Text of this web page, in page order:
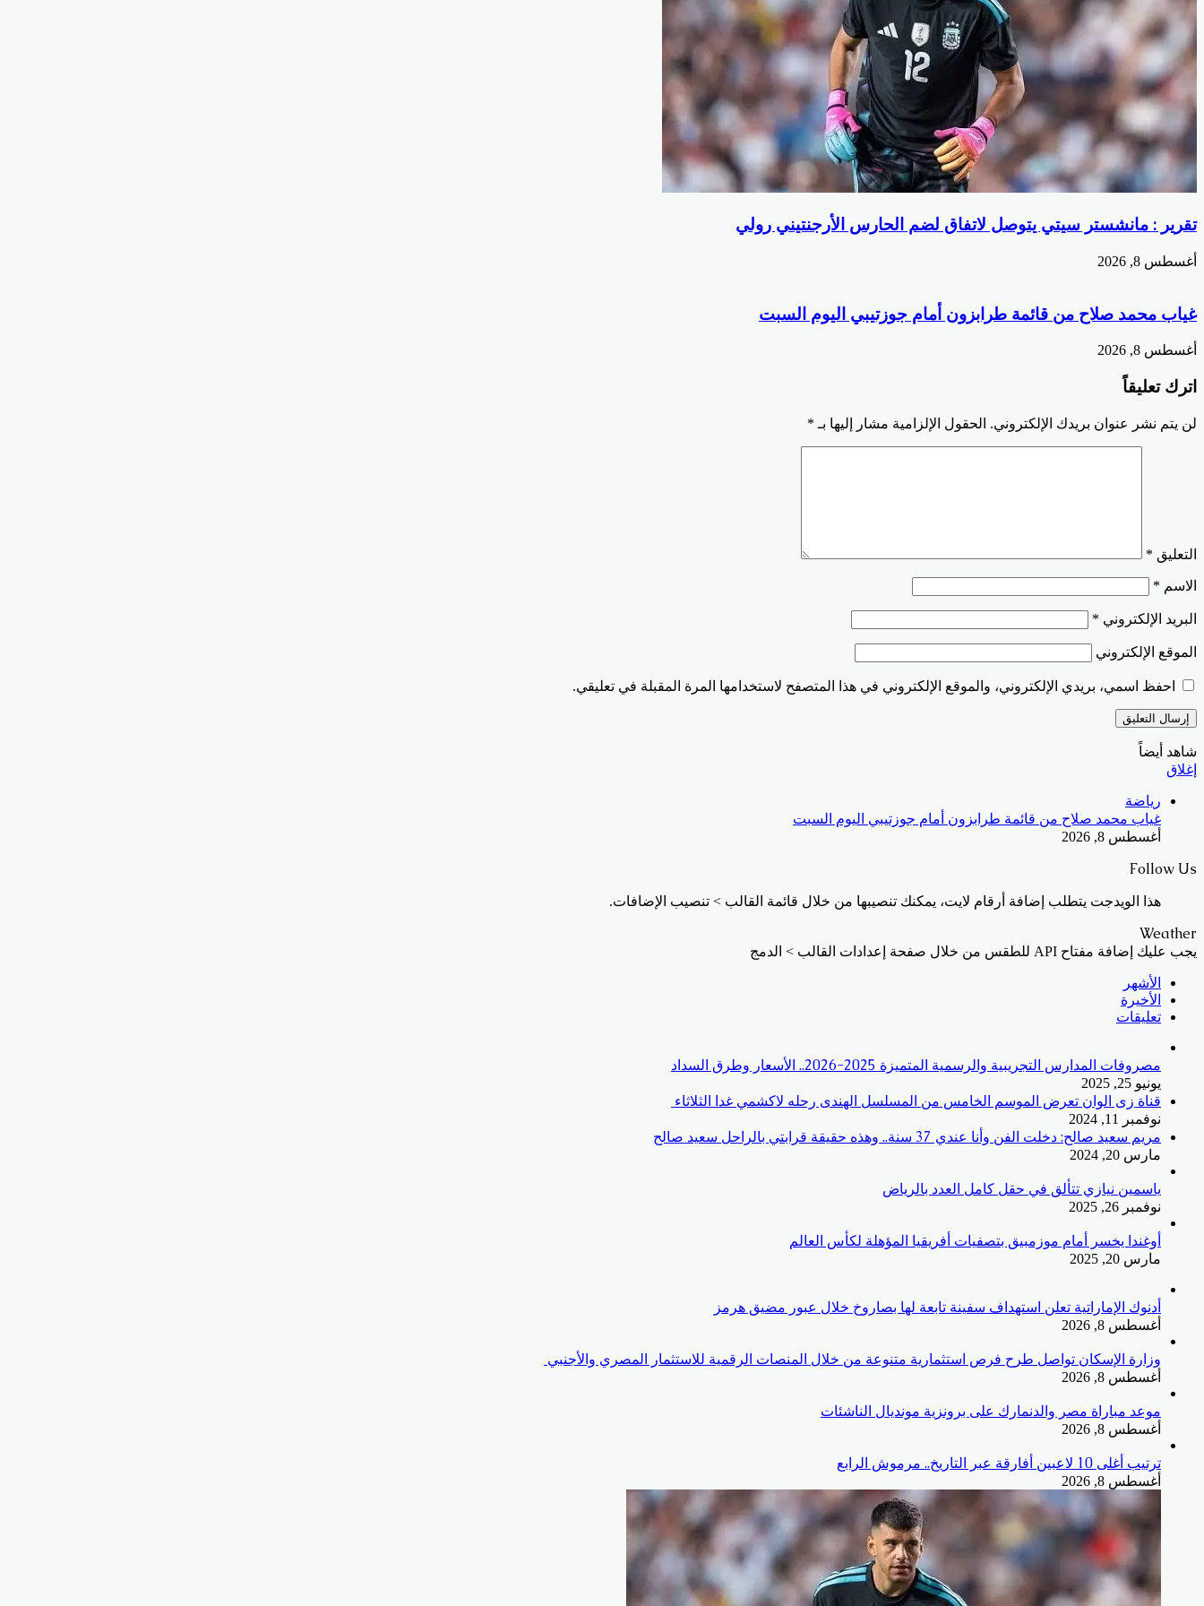
تقرير : مانشستر سيتي يتوصل لاتفاق لضم الحارس الأرجنتيني رولي
أغسطس 8, 2026
غياب محمد صلاح من قائمة طرابزون أمام جوزتيبي اليوم السبت
أغسطس 8, 2026
اترك تعليقاً
لن يتم نشر عنوان بريدك الإلكتروني. الحقول الإلزامية مشار إليها بـ *
التعليق *
الاسم *
البريد الإلكتروني *
الموقع الإلكتروني
احفظ اسمي، بريدي الإلكتروني، والموقع الإلكتروني في هذا المتصفح لاستخدامها المرة المقبلة في تعليقي.
شاهد أيضاً
إغلاق
رياضة
غياب محمد صلاح من قائمة طرابزون أمام جوزتيبي اليوم السبت
أغسطس 8, 2026
Follow Us
هذا الويدجت يتطلب إضافة أرقام لايت، يمكنك تنصيبها من خلال قائمة القالب > تنصيب الإضافات.
Weather
يجب عليك إضافة مفتاح API للطقس من خلال صفحة إعدادات القالب > الدمج
الأشهر
الأخيرة
تعليقات
مصروفات المدارس التجريبية والرسمية المتميزة 2025-2026.. الأسعار وطرق السداد
يونيو 25, 2025
قناة زى الوان تعرض الموسم الخامس من المسلسل الهندى رحله لاكشمي غدا الثلاثاء
نوفمبر 11, 2024
مريم سعيد صالح: دخلت الفن وأنا عندي 37 سنة.. وهذه حقيقة قرابتي بالراحل سعيد صالح
مارس 20, 2024
ياسمين نيازي تتألق في حقل كامل العدد بالرياض
نوفمبر 26, 2025
أوغندا يخسر أمام موزمبيق بتصفيات أفريقيا المؤهلة لكأس العالم
مارس 20, 2025
أدنوك الإماراتية تعلن استهداف سفينة تابعة لها بصاروخ خلال عبور مضيق هرمز
أغسطس 8, 2026
وزارة الإسكان تواصل طرح فرص استثمارية متنوعة من خلال المنصات الرقمية للاستثمار المصري والأجنبي
أغسطس 8, 2026
موعد مباراة مصر والدنمارك على برونزية مونديال الناشئات
أغسطس 8, 2026
ترتيب أغلى 10 لاعبين أفارقة عبر التاريخ.. مرموش الرابع
أغسطس 8, 2026